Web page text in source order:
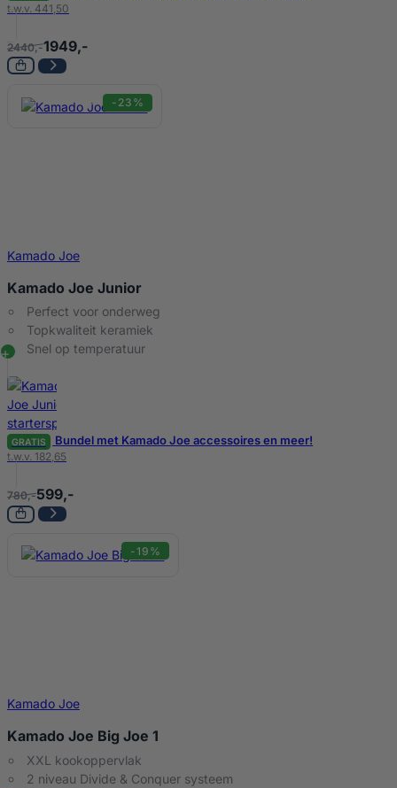
t.w.v. 441,50
2440,-1949,-
-23%
Kamado Joe
Kamado Joe Junior
Perfect voor onderweg
Topkwaliteit keramiek
Snel op temperatuur
GRATIS Bundel met Kamado Joe accessoires en meer!
t.w.v. 182,65
780,-599,-
-19%
Kamado Joe
Kamado Joe Big Joe 1
XXL kookoppervlak
2 niveau Divide & Conquer systeem